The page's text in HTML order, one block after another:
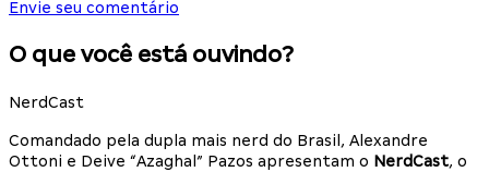
Envie seu comentário
O que você está ouvindo?
NerdCast
Comandado pela dupla mais nerd do Brasil, Alexandre
Ottoni e Deive “Azaghal” Pazos apresentam o NerdCast, o